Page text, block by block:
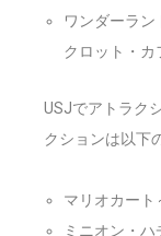
ワンダーラ
クロット・カ
USJでアトラク
クションは以下
マリオカート
ミニオン・